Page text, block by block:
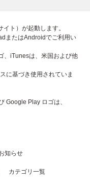
ト）が起動します。
またはAndroidでご利用い
、iTunesは、米国および他
に基づき使用されていま
Google Play ロゴは、
知らせ
カテゴリ一覧